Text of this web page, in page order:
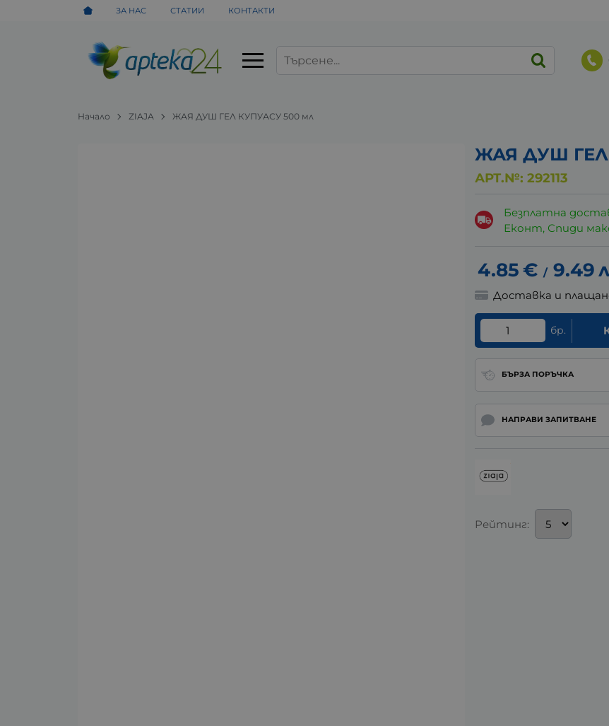
ЗА НАС СТАТИИ КОНТАКТИ
Начало ZIAJA ЖАЯ ДУШ ГЕЛ КУПУАСУ 500 мл
ЖАЯ ДУШ ГЕЛ
АРТ.№: 292113
Безплатна
Еконт, Спиди
4.85€ / 9.49
Доставка и
бр.
БЪРЗА ПОРЪЧКА
НАПРАВИ ЗАПИТВАНЕ
Рейтинг: